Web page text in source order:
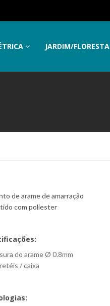
JARDIM/FLORESTA
de arame de amarração
com poliester
do arame Ø 0.8mm
/ caixa